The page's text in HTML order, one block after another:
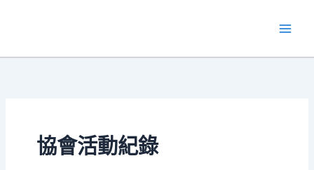
要
協會活動紀錄